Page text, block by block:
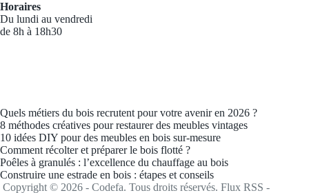
Horaires
Du lundi au vendredi
de 8h à 18h30
Quels métiers du bois recrutent pour votre avenir en 2026 ?
8 méthodes créatives pour restaurer des meubles vintages
10 idées DIY pour des meubles en bois sur-mesure
Comment récolter et préparer le bois flotté ?
Poêles à granulés : l’excellence du chauffage au bois
Construire une estrade en bois : étapes et conseils
Copyright © 2026 - Codefa. Tous droits réservés. Flux RSS -